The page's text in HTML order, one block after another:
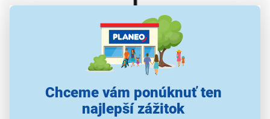
Chceme vám ponúknuť ten
najlepší zážitok
Účinný a pohodlný ventilátor
v každom dome alebo kancelárii. S tromi rýchlosťami
vám poskytuje možnosť prispôsobiť